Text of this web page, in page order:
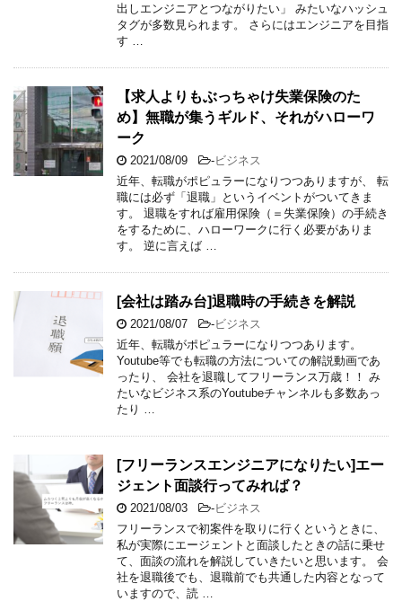
出しエンジニアとつながりたい」 みたいなハッシュ
タグが多数見られます。 さらにはエンジニアを目指
す …
【求人よりもぶっちゃけ失業保険のた
め】無職が集うギルド、それがハローワ
ーク
2021/08/09 -ビジネス
近年、転職がポピュラーになりつつありますが、 転
職には必ず「退職」というイベントがついてきま
す。 退職をすれば雇用保険（＝失業保険）の手続き
をするために、ハローワークに行く必要がありま
す。 逆に言えば …
[会社は踏み台]退職時の手続きを解説
2021/08/07 -ビジネス
近年、転職がポピュラーになりつつあります。
Youtube等でも転職の方法についての解説動画であ
ったり、 会社を退職してフリーランス万歳！！ み
たいなビジネス系のYoutubeチャンネルも多数あっ
たり …
[フリーランスエンジニアになりたい]エー
ジェント面談行ってみれば？
2021/08/03 -ビジネス
フリーランスで初案件を取りに行くというときに、
私が実際にエージェントと面談したときの話に乗せ
て、面談の流れを解説していきたいと思います。 会
社を退職後でも、退職前でも共通した内容となって
いますので、読 …